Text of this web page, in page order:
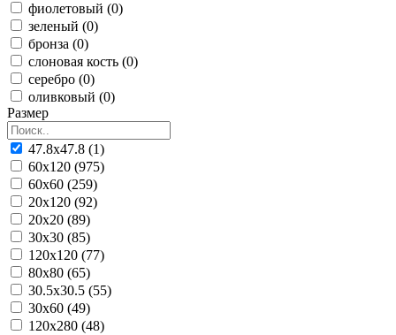
фиолетовый (0)
зеленый (0)
бронза (0)
слоновая кость (0)
серебро (0)
оливковый (0)
Размер
47.8x47.8 (1)
60x120 (975)
60x60 (259)
20x120 (92)
20x20 (89)
30x30 (85)
120x120 (77)
80x80 (65)
30.5x30.5 (55)
30x60 (49)
120x280 (48)